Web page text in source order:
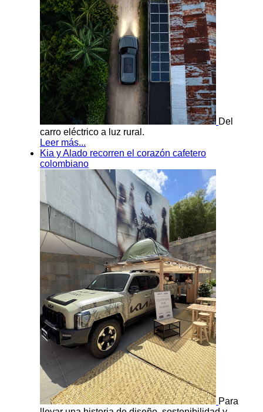
Del
carro eléctrico a luz rural.
Leer más...
Kia y Alado recorren el corazón cafetero
colombiano
Para